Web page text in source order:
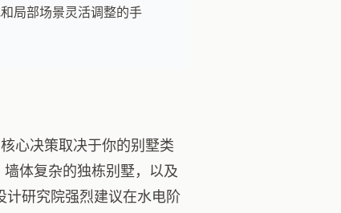
局部场景灵活调整的手
心决策取决于你的别墅类
体复杂的独栋别墅，以及
计研究院强烈建议在水电阶